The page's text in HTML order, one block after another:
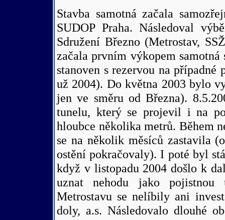
Stavba samotná začala
SUDOP Praha. Následoval
Sdružení Březno (Metrostav,
začala prvním výkopem
stanoven s rezervou na
už 2004). Do května 2003 bylo
jen ve směru od Března).
tunelu, který se projevil i na
hloubce několika metrů. Během
se na několik měsíců zastavila
ostění pokračovaly). I poté byl
když v listopadu 2004 došlo k
uznat nehodu jako pojistnou
Metrostavu se nelíbily ani
doly, a.s. Následovalo dlouhé